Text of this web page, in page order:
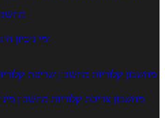
5 ימי
מחשבון קלוריות מחשבון שריפת
מחשבון צריכת קלוריות מחשבון